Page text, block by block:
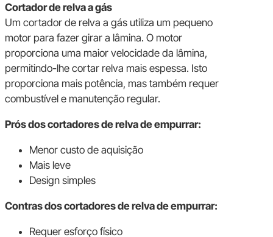
Cortador de relva a gás
Um cortador de relva a gás utiliza um pequeno
motor para fazer girar a lâmina. O motor
proporciona uma maior velocidade da lâmina,
permitindo-lhe cortar relva mais espessa. Isto
proporciona mais potência, mas também requer
combustível e manutenção regular.
Prós dos cortadores de relva de empurrar:
Menor custo de aquisição
Mais leve
Design simples
Contras dos cortadores de relva de empurrar:
Requer esforço físico